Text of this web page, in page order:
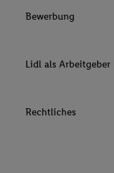
Bewerbung
Lidl als Arbeitgeber
Rechtliches